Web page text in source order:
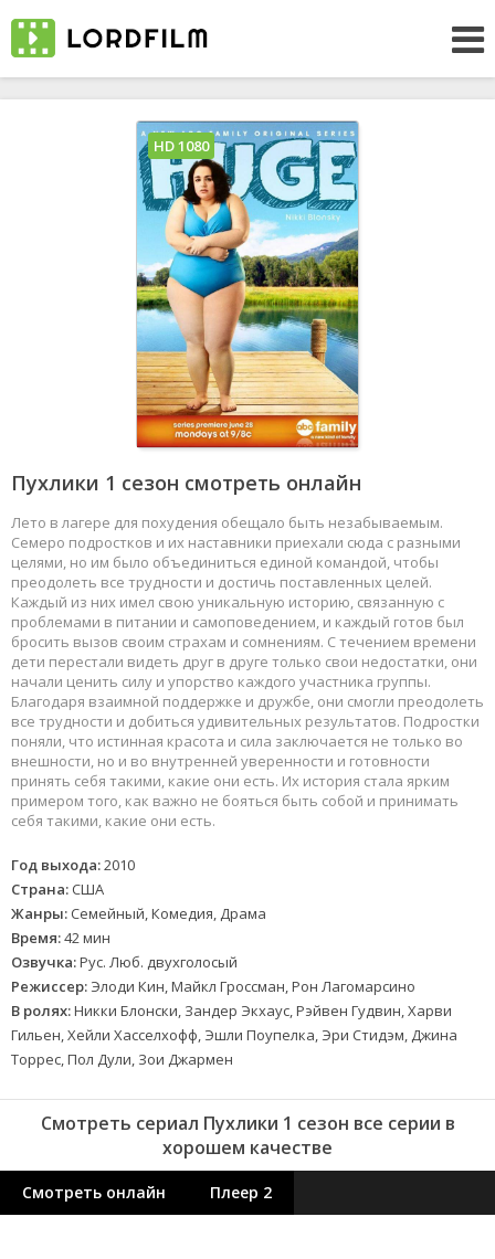
Пухлики 1 сезон смотреть онлайн
Лето в лагере для похудения обещало быть незабываемым.
Семеро подростков и их наставники приехали сюда с разными
целями, но им было объединиться единой командой, чтобы
преодолеть все трудности и достичь поставленных целей.
Каждый из них имел свою уникальную историю, связанную с
проблемами в питании и самоповедением, и каждый готов был
бросить вызов своим страхам и сомнениям. С течением времени
дети перестали видеть друг в друге только свои недостатки, они
начали ценить силу и упорство каждого участника группы.
Благодаря взаимной поддержке и дружбе, они смогли преодолеть
все трудности и добиться удивительных результатов. Подростки
поняли, что истинная красота и сила заключается не только во
внешности, но и во внутренней уверенности и готовности
принять себя такими, какие они есть. Их история стала ярким
примером того, как важно не бояться быть собой и принимать
себя такими, какие они есть.
Год выхода:2010
Страна: США
Жанры: Семейный, Комедия, Драма
Время:42 мин
Озвучка:Рус. Люб. двухголосый
Режиссер: Элоди Кин, Майкл Гроссман, Рон Лагомарсино
В ролях:Никки Блонски, Зандер Экхаус, Рэйвен Гудвин, Харви
Гильен, Хейли Хасселхофф, Эшли Поупелка, Эри Стидэм, Джина
Торрес, Пол Дули, Зои Джармен
HD 1080
Смотреть сериал Пухлики 1 сезон все серии в
хорошем качестве
Смотреть онлайн Плеер 2